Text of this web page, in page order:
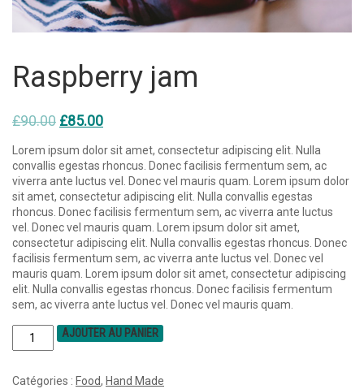
Raspberry jam
£90.00 £85.00
Lorem ipsum dolor sit amet, consectetur adipiscing elit. Nulla
convallis egestas rhoncus. Donec facilisis fermentum sem, ac
viverra ante luctus vel. Donec vel mauris quam. Lorem ipsum dolor
sit amet, consectetur adipiscing elit. Nulla convallis egestas
rhoncus. Donec facilisis fermentum sem, ac viverra ante luctus
vel. Donec vel mauris quam. Lorem ipsum dolor sit amet,
consectetur adipiscing elit. Nulla convallis egestas rhoncus. Donec
facilisis fermentum sem, ac viverra ante luctus vel. Donec vel
mauris quam. Lorem ipsum dolor sit amet, consectetur adipiscing
elit. Nulla convallis egestas rhoncus. Donec facilisis fermentum
sem, ac viverra ante luctus vel. Donec vel mauris quam.
AJOUTER AU PANIER
Catégories : Food, Hand Made